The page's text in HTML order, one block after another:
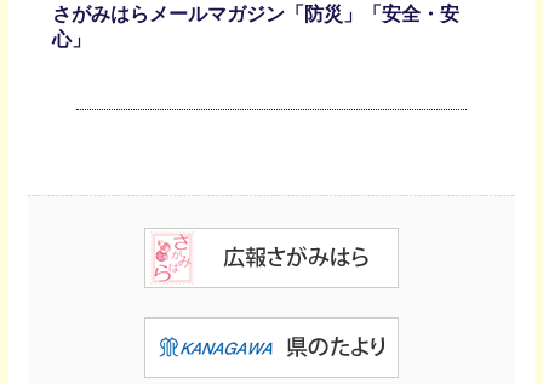
さがみはらメールマガジン「防災」「安全・安
心」